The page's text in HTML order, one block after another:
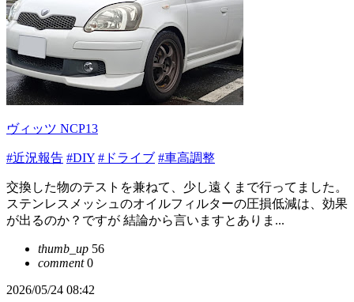
ヴィッツ NCP13
#近況報告 #DIY #ドライブ #車高調整
交換した物のテストを兼ねて、少し遠くまで行ってました。
ステンレスメッシュのオイルフィルターの圧損低減は、効果
が出るのか？ですが 結論から言いますとありま...
thumb_up 56
comment0
2026/05/24 08:42